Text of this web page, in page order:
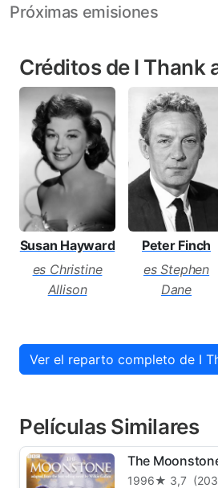
Próximas emisiones
Créditos de I Thank
Susan Hayward
es Christine
Allison
Peter Finch
es Stephen
Dane
Ver el reparto completo de I
Películas Similares
The
1996★ 3,7